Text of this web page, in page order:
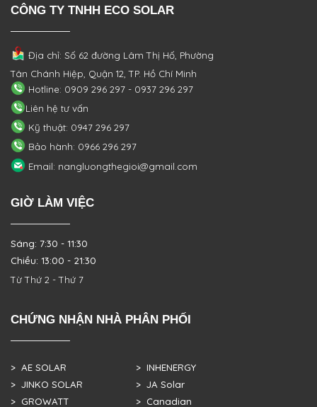
CÔNG TY TNHH ECO SOLAR
Địa chỉ: Số 62 đường Lâm Thị Hố, Phường
Tân Chánh Hiệp, Quận 12, TP. Hồ Chí Minh
Hotline: 0909 296 297 - 0937 296 297
Liên hệ tư vấn
Kỹ thuật: 0947 296 297
Bảo hành: 0966 296 297
Email: nangluongthegioi@gmail.com
GIỜ LÀM VIỆC
Sáng: 7:30 - 11:30
Chiều: 13:00 - 21:30
Từ Thứ 2 - Thứ 7
CHỨNG NHẬN NHÀ PHÂN PHỐI
> AE SOLAR
> JINKO SOLAR
> GROWATT
> INHENERGY
> JA Solar
> Canadian